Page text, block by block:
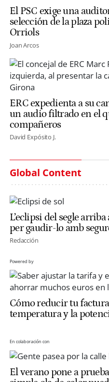
El PSC exige una
selección de la plaza
Orriols
Joan Arcos
ERC expedienta a su
un audio filtrado en el
compañeros
David Expósito J.
Global Content
L’eclipsi del segle
per gaudir-lo amb
Redacción
Powered by
Cómo reducir tu
temperatura y la
En colaboración con
El verano pone a